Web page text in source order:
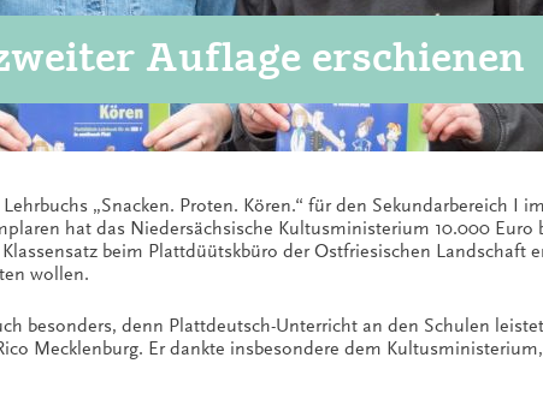
Auflage erschienen
„Snacken. Proten. Kören.“ für den Sekundarbereich I
hat das Niedersächsische Kultusministerium 10.000
beim Plattdüütskbüro der Ostfriesischen
wollen.
besonders, denn Plattdeutsch-Unterricht an den Schulen
Mecklenburg. Er dankte insbesondere dem